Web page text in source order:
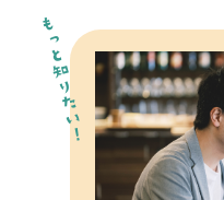
もっと知りたい！